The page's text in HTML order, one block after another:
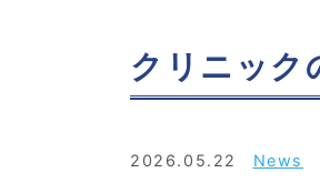
クリニック
2026.05.22 News